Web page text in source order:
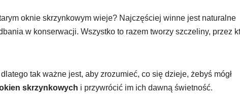
oknie skrzynkowym wieje? Najczęściej winne jest naturalne
w konserwacji. Wszystko to razem tworzy szczeliny, przez
tak ważne jest, aby zrozumieć, co się dzieje, żebyś mógł
skrzynkowych i przywrócić im ich dawną świetność.